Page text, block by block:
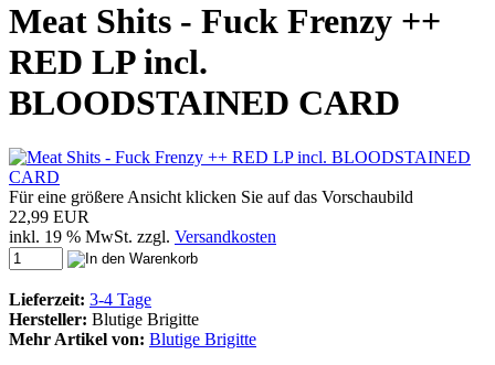
Meat Shits - Fuck Frenzy ++
RED LP incl.
BLOODSTAINED CARD
Für eine größere Ansicht klicken Sie auf das Vorschaubild
22,99 EUR
inkl. 19 % MwSt. zzgl. Versandkosten
Lieferzeit: 3-4 Tage
Hersteller: Blutige Brigitte
Mehr Artikel von: Blutige Brigitte